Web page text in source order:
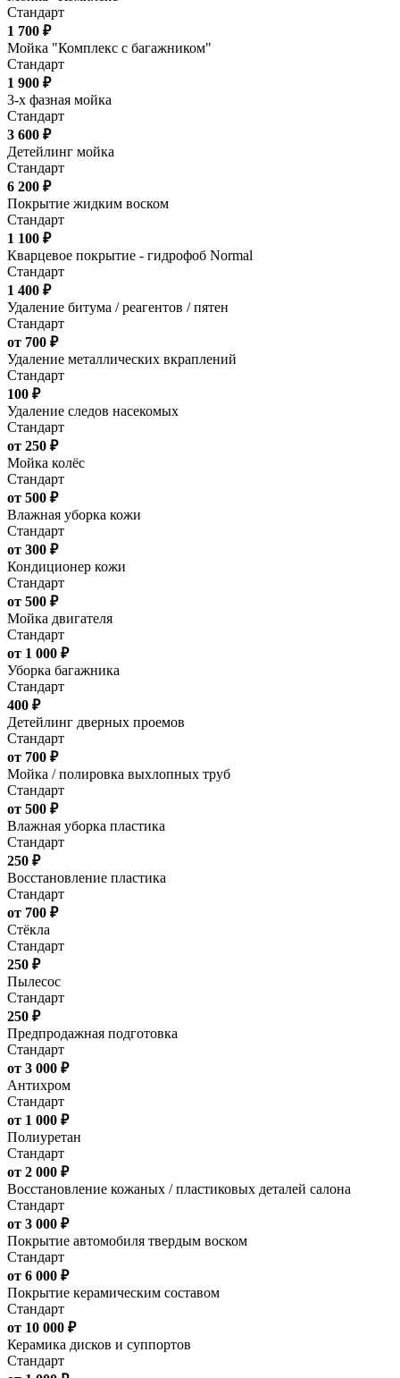
Стандарт
1 700 ₽
Мойка "Комплекс с багажником"
Стандарт
1 900 ₽
3-х фазная мойка
Стандарт
3 600 ₽
Детейлинг мойка
Стандарт
6 200 ₽
Покрытие жидким воском
Стандарт
1 100 ₽
Кварцевое покрытие - гидрофоб Normal
Стандарт
1 400 ₽
Удаление битума / реагентов / пятен
Стандарт
от 700 ₽
Удаление металлических вкраплений
Стандарт
100 ₽
Удаление следов насекомых
Стандарт
от 250 ₽
Мойка колёс
Стандарт
от 500 ₽
Влажная уборка кожи
Стандарт
от 300 ₽
Кондиционер кожи
Стандарт
от 500 ₽
Мойка двигателя
Стандарт
от 1 000 ₽
Уборка багажника
Стандарт
400 ₽
Детейлинг дверных проемов
Стандарт
от 700 ₽
Мойка / полировка выхлопных труб
Стандарт
от 500 ₽
Влажная уборка пластика
Стандарт
250 ₽
Восстановление пластика
Стандарт
от 700 ₽
Стёкла
Стандарт
250 ₽
Пылесос
Стандарт
250 ₽
Предпродажная подготовка
Стандарт
от 3 000 ₽
Антихром
Стандарт
от 1 000 ₽
Полиуретан
Стандарт
от 2 000 ₽
Восстановление кожаных / пластиковых деталей салона
Стандарт
от 3 000 ₽
Покрытие автомобиля твердым воском
Стандарт
от 6 000 ₽
Покрытие керамическим составом
Стандарт
от 10 000 ₽
Керамика дисков и суппортов
Стандарт